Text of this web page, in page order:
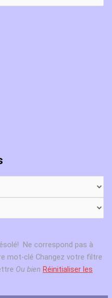
Ne correspond pas à
mot-clé Changez votre filtre
Ou bien Réinitialiser les